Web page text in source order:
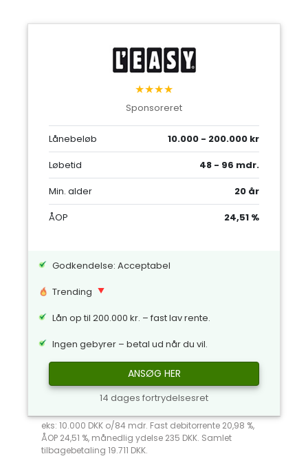
★★★★
Sponsoreret
Lånebeløb
10.000 - 200.000 kr
Løbetid
48 - 96 mdr.
Min. alder
20 år
ÅOP
24,51 %
Godkendelse: Acceptabel
Trending
Lån op til 200.000 kr. – fast lav rente.
Ingen gebyrer – betal ud når du vil.
ANSØG HER
14 dages fortrydelsesret
eks: 10.000 DKK o/84 mdr. Fast debitorrente 20,98 %,
ÅOP 24,51 %, månedlig ydelse 235 DKK. Samlet
tilbagebetaling 19.711 DKK.